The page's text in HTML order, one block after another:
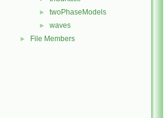
► twoPhaseModels
► waves
► File Members